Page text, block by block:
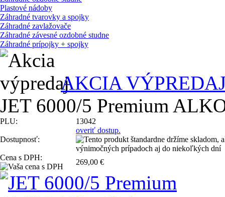
Plastové nádoby
Záhradné tvarovky a spojky
Záhradné zavlažovače
Záhradné závesné ozdobné studne
Záhradné prípojky + spojky
AKCIA
JET 6000/5 Premium
PLU: 13042
Dostupnosť:
overiť dostup.
Cena s DPH:
269,00 €